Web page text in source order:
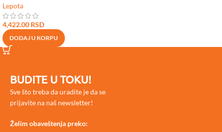
Lepota
4,422.00 RSD
DODAJ U KORPU
BUDITE U TOKU!
Sve što treba da uradite je da se
prijavite na naš newsletter!
Želim obaveštenja preko: